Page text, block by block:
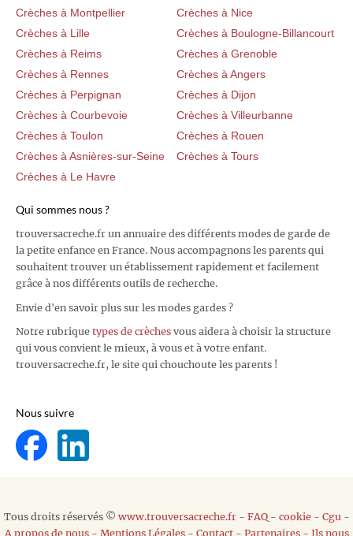
Crèches à Montpellier
Crèches à Nice
Crèches à Lille
Crèches à Boulogne-Billancourt
Crèches à Reims
Crèches à Grenoble
Crèches à Rennes
Crèches à Angers
Crèches à Perpignan
Crèches à Dijon
Crèches à Courbevoie
Crèches à Villeurbanne
Crèches à Toulon
Crèches à Rouen
Crèches à Asnières-sur-Seine
Crèches à Tours
Crèches à Le Havre
Qui sommes nous ?
trouversacreche.fr un annuaire des différents modes de garde de
la petite enfance en France. Nous accompagnons les parents qui
souhaitent trouver un établissement rapidement et facilement
grâce à nos différents outils de recherche.
Envie d'en savoir plus sur les modes gardes ?
Notre rubrique types de crèches vous aidera à choisir la structure
qui vous convient le mieux, à vous et à votre enfant.
trouversacreche.fr, le site qui chouchoute les parents !
Nous suivre
Tous droits réservés © www.trouversacreche.fr- FAQ- cookie- Cgu -
A propos de nous- Mentions Légales- Contact- Partenaires- Ils nous